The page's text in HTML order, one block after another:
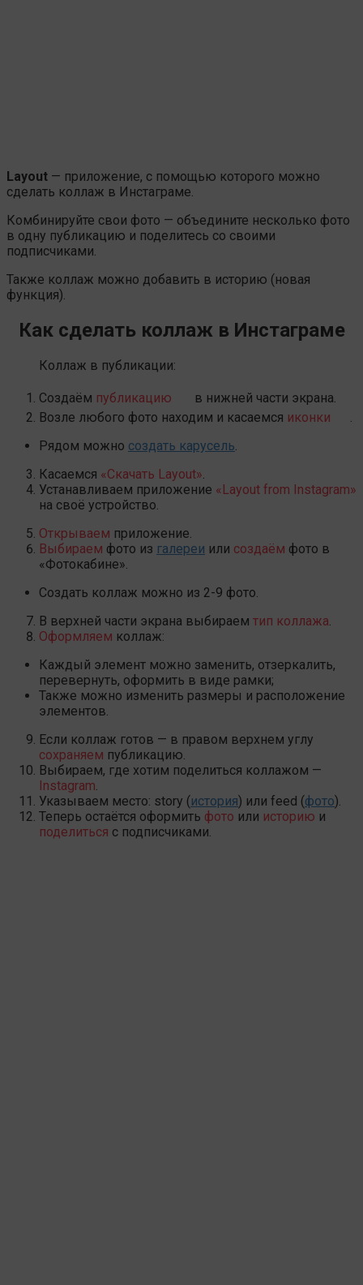
Layout — приложение, с помощью которого можно
сделать коллаж в Инстаграме.
Комбинируйте свои фото — объедините несколько фото
в одну публикацию и поделитесь со своими
подписчиками.
Также коллаж можно добавить в историю (новая
функция).
Как сделать коллаж в Инстаграме
Коллаж в публикации:
Создаём публикацию
в нижней части экрана.
Возле любого фото находим и касаемся иконки
Рядом можно создать карусель
Касаемся «Скачать Layout»
Устанавливаем приложение «Layout from Instagram»
на своё устройство.
Открываем приложение.
Выбираем фото из галереи или создаём фото в
«Фотокабине».
Создать коллаж можно из 2-9 фото.
В верхней части экрана выбираем тип коллажа
Оформляем коллаж:
Каждый элемент можно заменить, отзеркалить,
перевернуть, оформить в виде рамки;
Также можно изменить размеры и расположение
элементов.
Если коллаж готов — в правом верхнем углу
сохраняем публикацию.
Выбираем, где хотим поделиться коллажом —
Instagram
Указываем место: story (история) или feed (фото).
Теперь остаётся оформить фото или историю и
поделиться с подписчиками.